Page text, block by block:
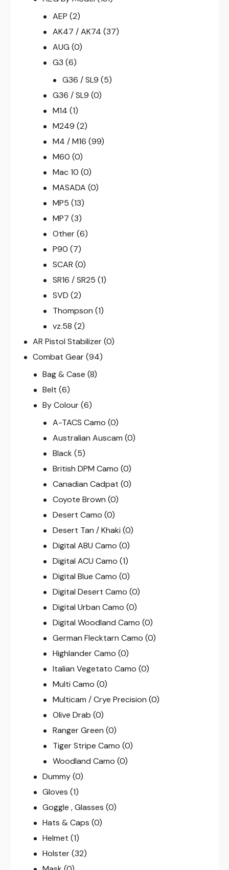
AEP (2)
AK47 / AK74 (37)
AUG (0)
G3 (6)
G36 / SL9 (5)
G36 / SL9 (0)
M14 (1)
M249 (2)
M4 / M16 (99)
M60 (0)
Mac 10 (0)
MASADA (0)
MP5 (13)
MP7 (3)
Other (6)
P90 (7)
SCAR (0)
SR16 / SR25 (1)
SVD (2)
Thompson (1)
vz.58 (2)
AR Pistol Stabilizer(0)
Combat Gear(94)
Bag & Case (8)
Belt (6)
By Colour (6)
A-TACS Camo (0)
Australian Auscam (0)
Black (5)
British DPM Camo (0)
Canadian Cadpat (0)
Coyote Brown (0)
Desert Camo (0)
Desert Tan / Khaki (0)
Digital ABU Camo (0)
Digital ACU Camo (1)
Digital Blue Camo (0)
Digital Desert Camo (0)
Digital Urban Camo (0)
Digital Woodland Camo (0)
German Flecktarn Camo (0)
Highlander Camo (0)
Italian Vegetato Camo (0)
Multi Camo (0)
Multicam / Crye Precision (0)
Olive Drab (0)
Ranger Green (0)
Tiger Stripe Camo (0)
Woodland Camo (0)
Dummy (0)
Gloves (1)
Goggle , Glasses (0)
Hats & Caps (0)
Helmet (1)
Holster (32)